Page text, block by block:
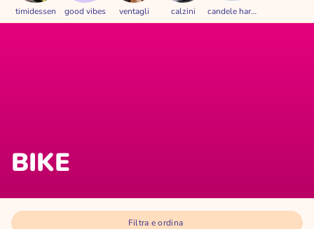
timidessen good vibes ventagli calzini candele haribo
BIKE
Filtra e ordina